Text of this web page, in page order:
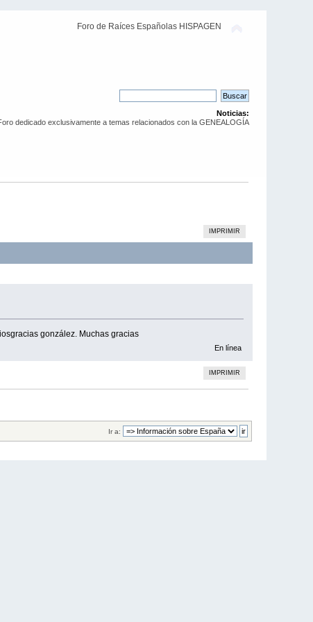
Foro de Raíces Españolas HISPAGEN
Noticias:
dedicado exclusivamente a temas relacionados con la GENEALOGÍA
IMPRIMIR
gonzález. Muchas gracias
En línea
IMPRIMIR
Ir a: